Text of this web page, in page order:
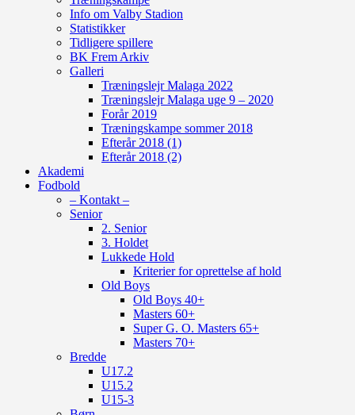
Info om Valby Stadion
Statistikker
Tidligere spillere
BK Frem Arkiv
Galleri
Træningslejr Malaga 2022
Træningslejr Malaga uge 9 – 2020
Forår 2019
Træningskampe sommer 2018
Efterår 2018 (1)
Efterår 2018 (2)
Akademi
Fodbold
– Kontakt –
Senior
2. Senior
3. Holdet
Lukkede Hold
Kriterier for oprettelse af hold
Old Boys
Old Boys 40+
Masters 60+
Super G. O. Masters 65+
Masters 70+
Bredde
U17.2
U15.2
U15-3